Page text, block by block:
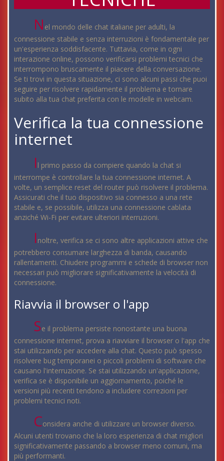
N el mondo delle chat italiane per adulti, la
connessione stabile e senza interruzioni è fondamentale per
un'esperienza soddisfacente. Tuttavia, come in ogni
interazione online, possono verificarsi problemi tecnici che
interrompono bruscamente il piacere della conversazione.
Se ti trovi in questa situazione, ci sono alcuni passi che puoi
seguire per risolvere rapidamente il problema e tornare
subito alla tua chat preferita con le modelle in webcam.
Verifica la tua connessione
internet
Il primo passo da compiere quando la chat si
interrompe è controllare la tua connessione internet. A
volte, un semplice reset del router può risolvere il problema.
Assicurati che il tuo dispositivo sia connesso a una rete
stabile e, se possibile, utilizza una connessione cablata
anziché Wi-Fi per evitare ulteriori interruzioni.
Inoltre, verifica se ci sono altre applicazioni attive che
potrebbero consumare larghezza di banda, causando
rallentamenti. Chiudere programmi e schede di browser non
necessari può migliorare significativamente la velocità di
connessione.
Riavvia il browser o l'app
Se il problema persiste nonostante una buona
connessione internet, prova a riavviare il browser o l'app che
stai utilizzando per accedere alla chat. Questo può spesso
risolvere bug temporanei o piccoli problemi di software che
causano l'interruzione. Se stai utilizzando un'applicazione,
verifica se è disponibile un aggiornamento, poiché le
versioni più recenti tendono a includere correzioni per
problemi tecnici noti.
Considera anche di utilizzare un browser diverso.
Alcuni utenti trovano che la loro esperienza di chat migliori
significativamente passando a browser meno comuni, ma
più performanti.